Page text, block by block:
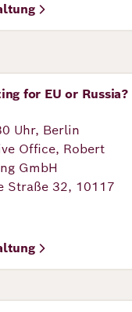
for EU or Russia?
Uhr, Berlin
Office, Robert
GmbH
Straße 32, 10117